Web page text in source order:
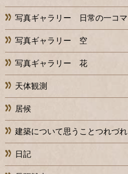
写真ギャラリー 日常の一コマ
写真ギャラリー 空
写真ギャラリー 花
天体観測
居候
建築について思うことつれづれ
日記